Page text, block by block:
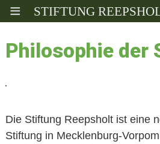
≡ STIFTUNG
Philosophie der
Die Stiftung Reepsholt ist eine
Stiftung in Mecklenburg-